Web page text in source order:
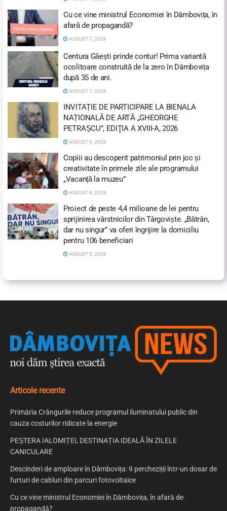
Cu ce vine ministrul Economiei în Dâmbovița, în
afară de propagandă?
AUGUST 7, 2026
Centura Găești prinde contur! Prima variantă
ocolitoare construită de la zero în Dâmbovița
după 35 de ani.
AUGUST 7, 2026
INVITAȚIE DE PARTICIPARE LA BIENALA
NAȚIONALĂ DE ARTĂ „GHEORGHE
PETRAȘCU”, EDIŢIA A XVIII-A, 2026
AUGUST 6, 2026
Copiii au descoperit patrimoniul prin joc și
creativitate în primele zile ale programului
„Vacanță la muzeu”
AUGUST 6, 2026
Proiect de peste 4,4 milioane de lei pentru
sprijinirea vârstnicilor din Târgoviște. „Bătrân,
dar nu singur” va oferi îngrijire la domiciliu
pentru 106 beneficiari
AUGUST 5, 2026
Articole recente
Primăria Crângurile reduce programul iluminatului public din
cauza costurilor ridicate la energie
PEȘTERA IALOMIȚEI, DESTINAȚIA IDEALĂ ÎN ZILELE
CANICULARE
Descinderi de amploare în Dâmbovița: 9 percheziții într-un dosar de
furturi de cabluri din parcuri fotovoltaice
Cu ce vine ministrul Economiei în Dâmbovița, în afară de
propagandă?